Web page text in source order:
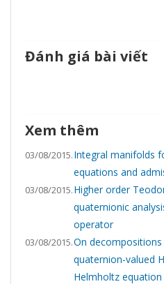
Đánh giá bài viết
Xem thêm
03/08/2015.Integral manifolds
equations and
03/08/2015.Higher order
quaternionic
operator
03/08/2015.On
quaternion-valued
Helmholtz equation